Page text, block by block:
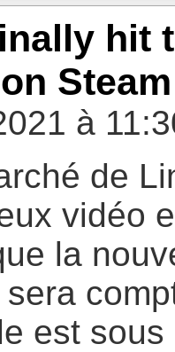
hit
à
de
vidéo
la
est sous